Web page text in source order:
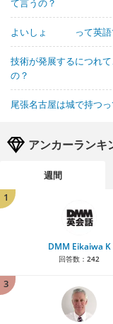
て言うの？
よいしょ って英語で
技術が発展するにつれ
の？
尾張名古屋は城で持つ
アンカーランキ
週間
1
DMM Eikaiwa K
回答数： 242
3